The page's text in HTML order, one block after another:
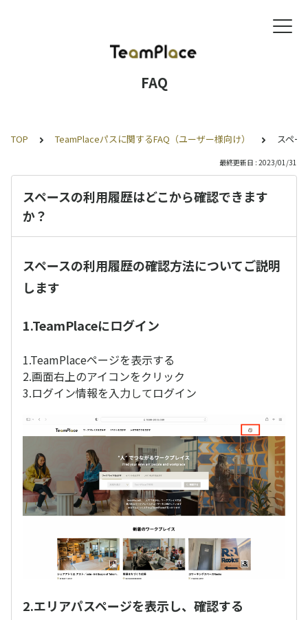
FAQ
TOP TeamPlaceパスに関するFAQ（ユーザー様向け） スペー
最終更新日 : 2023/01/31
スペースの利用履歴はどこから確認できます
か？
スペースの利用履歴の確認方法についてご説明
します
1.TeamPlaceにログイン
1.TeamPlaceページを表示する
2.画面右上のアイコンをクリック
3.ログイン情報を入力してログイン
2.エリアパスページを表示し、確認する